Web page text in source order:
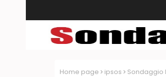
Home page ipsos Sondaggio